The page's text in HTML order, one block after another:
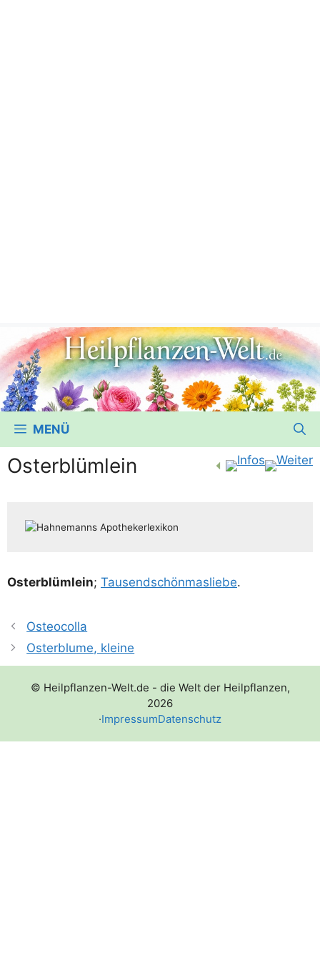
MENÜ
Osterblümlein
Oster­blüm­lein; Tau­send­schön­mas­lie­be.
Osteocolla
Osterblume, kleine
© Heilpflanzen-Welt.de - die Welt der Heilpflanzen,
2026
·ImpressumDatenschutz